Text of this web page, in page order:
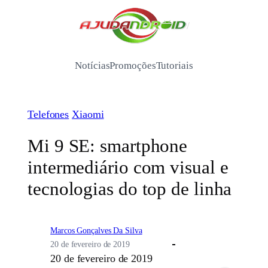
/
NotíciasPromoçõesTutoriais
Telefones Xiaomi
Mi 9 SE: smartphone
intermediário com visual e
tecnologias do top de linha
Marcos Gonçalves Da Silva
20 de fevereiro de 2019
20 de fevereiro de 2019